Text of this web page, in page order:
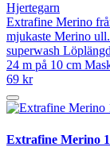
Hjertegarn
Extrafine Merino
mjukaste Merino
superwash
24 m på 10 cm
69 kr
Extrafine Merino